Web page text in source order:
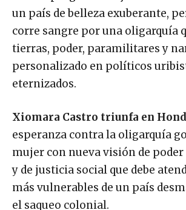
un país de belleza exuberante,
corre sangre por una oligarquía
tierras, poder, paramilitares y
personalizado en políticos
eternizados.
Xiomara Castro triunfa en
esperanza contra la oligarquía
mujer con nueva visión de
y de justicia social que debe
más vulnerables de un país
el saqueo colonial.